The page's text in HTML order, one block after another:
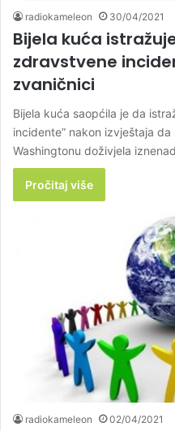
radiokameleon 30/04/2021
Bijela kuća
zdravstvene
zvaničnici
Bijela kuća saopćila je da
incidente” nakon izvještaja
Washingtonu doživjela
Pročitaj više
radiokameleon 02/04/2021